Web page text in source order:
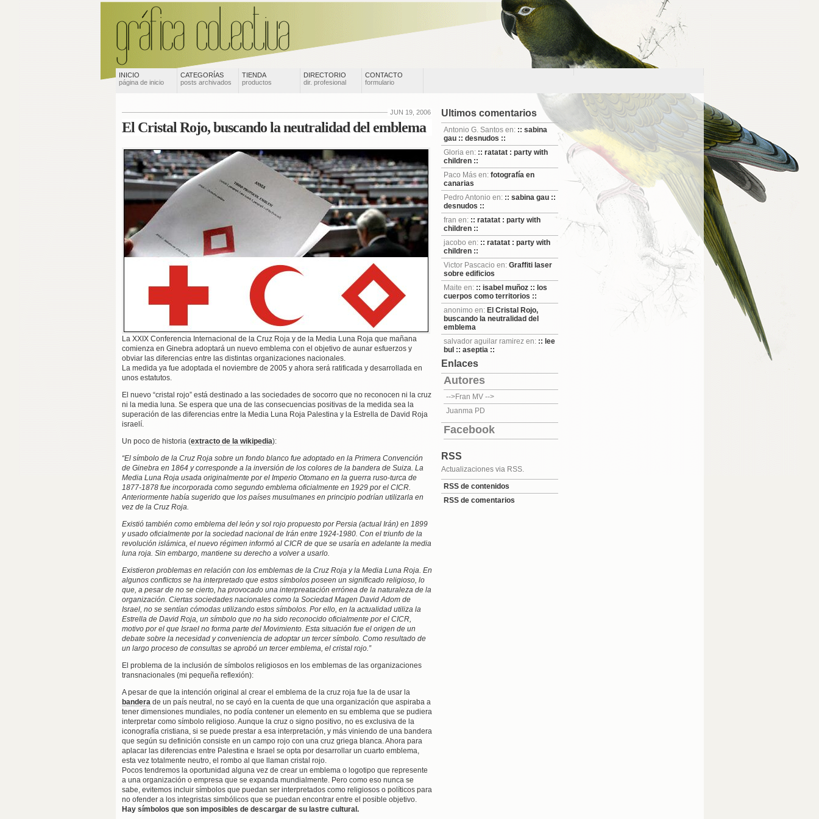
INICIO
página de inicio
CATEGORÍAS
posts archivados
TIENDA
productos
DIRECTORIO
dir. profesional
CONTACTO
formulario
JUN 19, 2006
El Cristal Rojo, buscando la neutralidad del emblema
La XXIX Conferencia Internacional de la Cruz Roja y de la Media Luna Roja que mañana
comienza en Ginebra adoptará un nuevo emblema con el objetivo de aunar esfuerzos y
obviar las diferencias entre las distintas organizaciones nacionales.
La medida ya fue adoptada el noviembre de 2005 y ahora será ratificada y desarrollada en
unos estatutos.
El nuevo “cristal rojo” está destinado a las sociedades de socorro que no reconocen ni la cruz
ni la media luna. Se espera que una de las consecuencias positivas de la medida sea la
superación de las diferencias entre la Media Luna Roja Palestina y la Estrella de David Roja
israelí.
Un poco de historia (extracto de la wikipedia):
“El símbolo de la Cruz Roja sobre un fondo blanco fue adoptado en la Primera Convención
de Ginebra en 1864 y corresponde a la inversión de los colores de la bandera de Suiza. La
Media Luna Roja usada originalmente por el Imperio Otomano en la guerra ruso-turca de
1877-1878 fue incorporada como segundo emblema oficialmente en 1929 por el CICR.
Anteriormente había sugerido que los países musulmanes en principio podrían utilizarla en
vez de la Cruz Roja.
Existió también como emblema del león y sol rojo propuesto por Persia (actual Irán) en 1899
y usado oficialmente por la sociedad nacional de Irán entre 1924-1980. Con el triunfo de la
revolución islámica, el nuevo régimen informó al CICR de que se usaría en adelante la media
luna roja. Sin embargo, mantiene su derecho a volver a usarlo.
Existieron problemas en relación con los emblemas de la Cruz Roja y la Media Luna Roja. En
algunos conflictos se ha interpretado que estos símbolos poseen un significado religioso, lo
que, a pesar de no se cierto, ha provocado una interpreatación errónea de la naturaleza de la
organización. Ciertas sociedades nacionales como la Sociedad Magen David Adom de
Israel, no se sentían cómodas utilizando estos símbolos. Por ello, en la actualidad utiliza la
Estrella de David Roja, un símbolo que no ha sido reconocido oficialmente por el CICR,
motivo por el que Israel no forma parte del Movimiento. Esta situación fue el origen de un
debate sobre la necesidad y conveniencia de adoptar un tercer símbolo. Como resultado de
un largo proceso de consultas se aprobó un tercer emblema, el cristal rojo.”
El problema de la inclusión de símbolos religiosos en los emblemas de las organizaciones
transnacionales (mi pequeña reflexión):
A pesar de que la intención original al crear el emblema de la cruz roja fue la de usar la
banderade un país neutral, no se cayó en la cuenta de que una organización que aspiraba a
tener dimensiones mundiales, no podía contener un elemento en su emblema que se pudiera
interpretar como símbolo religioso. Aunque la cruz o signo positivo, no es exclusiva de la
iconografía cristiana, si se puede prestar a esa interpretación, y más viniendo de una bandera
que según su definición consiste en un campo rojo con una cruz griega blanca. Ahora para
aplacar las diferencias entre Palestina e Israel se opta por desarrollar un cuarto emblema,
esta vez totalmente neutro, el rombo al que llaman cristal rojo.
Pocos tendremos la oportunidad alguna vez de crear un emblema o logotipo que represente
a una organización o empresa que se expanda mundialmente. Pero como eso nunca se
sabe, evitemos incluir símbolos que puedan ser interpretados como religiosos o políticos para
no ofender a los integristas simbólicos que se puedan encontrar entre el posible objetivo.
Hay símbolos que son imposibles de descargar de su lastre cultural.
Ultimos comentarios
Antonio G. Santos en: :: sabina
gau :: desnudos ::
Gloria en: :: ratatat : party with
children ::
Paco Más en: fotografía en
canarias
Pedro Antonio en: :: sabina gau ::
desnudos ::
fran en: :: ratatat : party with
children ::
jacobo en: :: ratatat : party with
children ::
Victor Pascacio en: Graffiti laser
sobre edificios
Maite en: :: isabel muñoz :: los
cuerpos como territorios ::
anonimo en: El Cristal Rojo,
buscando la neutralidad del
emblema
salvador aguilar ramirez en: :: lee
bul :: aseptia ::
Enlaces
Autores
-->Fran MV-->
Juanma PD
Facebook
RSS
Actualizaciones via RSS.
RSS de contenidos
RSS de comentarios